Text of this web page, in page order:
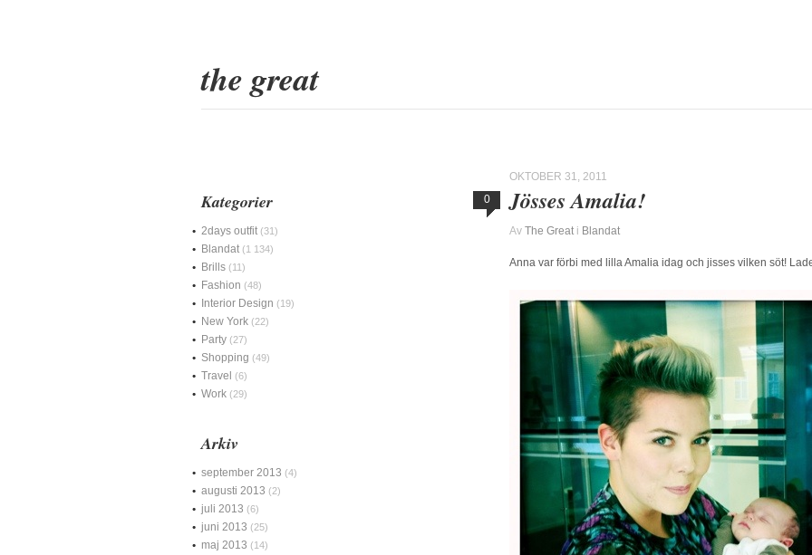
the great
OKTOBER 31, 2011
0
Jösses Amalia!
Av The Great i Blandat
Anna var förbi med lilla Amalia idag och jisses vilken söt!
Kategorier
2days outfit (31)
Blandat (1 134)
Brills (11)
Fashion (48)
Interior Design (19)
New York (22)
Party (27)
Shopping (49)
Travel (6)
Work (29)
Arkiv
september 2013 (4)
augusti 2013 (2)
juli 2013 (6)
juni 2013 (25)
maj 2013 (14)